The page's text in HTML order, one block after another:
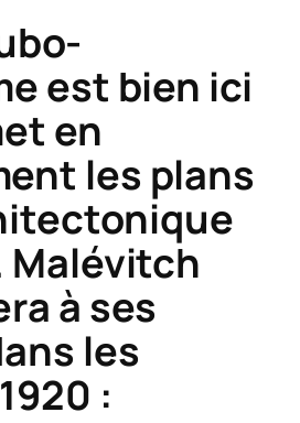
est bien ici
en
les plans
à ses
les
: